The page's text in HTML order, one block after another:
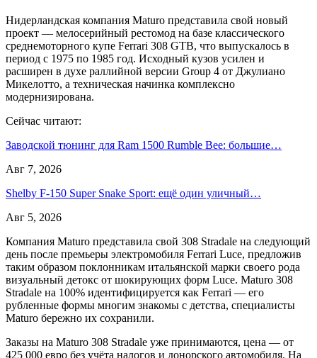
Нидерландская компания Maturo представила свой новый
проект — мелосерийный рестомод на базе классического
среднемоторного купе Ferrari 308 GTB, что выпускалось в
период с 1975 по 1985 год. Исходный кузов усилен и
расширен в духе раллийной версии Group 4 от Джулиано
Микелотто, а техническая начинка комплексно
модернизирована.
Сейчас читают:
Заводской тюнинг для Ram 1500 Rumble Bee: большие…
Авг 7, 2026
Shelby F-150 Super Snake Sport: ещё один уличный…
Авг 5, 2026
Компания Maturo представила свой 308 Stradale на следующий
день после премьеры электромобиля Ferrari Luce, предложив
таким образом поклонникам итальянской марки своего рода
визуальный детокс от шокирующих форм Luce. Maturo 308
Stradale на 100% идентифицируется как Ferrari — его
рубленные формы многим знакомы с детства, специалисты
Maturo бережно их сохранили.
Заказы на Maturo 308 Stradale уже принимаются, цена — от
425 000 евро без учёта налогов и донорского автомобиля. На